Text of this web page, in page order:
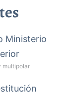
Ministerio
multipolar